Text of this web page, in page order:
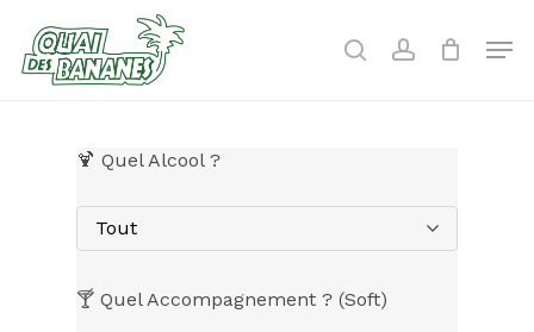
main
content
searchaccount
🍹 Quel Alcool ?
Tout
🍸 Quel Accompagnement ? (Soft)